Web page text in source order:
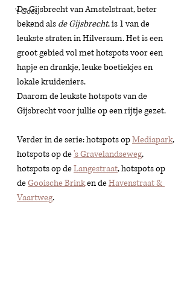
't Gooi
De Gijsbrecht van Amstelstraat, beter
bekend als de Gijsbrecht, is 1 van de
leukste straten in Hilversum. Het is een
groot gebied vol met hotspots voor een
hapje en drankje, leuke boetiekjes en
lokale kruideniers.
Daarom de leukste hotspots van de
Gijsbrecht voor jullie op een rijtje gezet.
Verder in de serie: hotspots op Mediapark,
hotspots op de 's Gravelandseweg,
hotspots op de Langestraat, hotspots op
de Gooische Brink en de Havenstraat &
Vaartweg.